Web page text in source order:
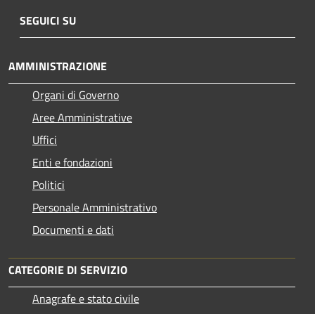
SEGUICI SU
AMMINISTRAZIONE
Organi di Governo
Aree Amministrative
Uffici
Enti e fondazioni
Politici
Personale Amministrativo
Documenti e dati
CATEGORIE DI SERVIZIO
Anagrafe e stato civile